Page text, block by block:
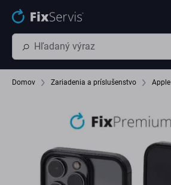
Preskočiť na hlavný obsah
Domov Zariadenia a príslušenstvo Apple